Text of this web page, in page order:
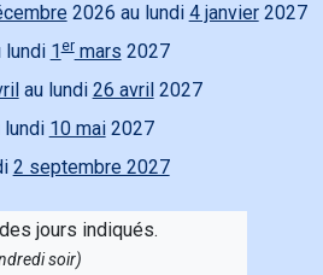
2026 au lundi 4 janvier2027
lundi 1ermars 2027
au lundi 26 avril 2027
10 mai2027
2 septembre 2027
jours indiqués.
soir)